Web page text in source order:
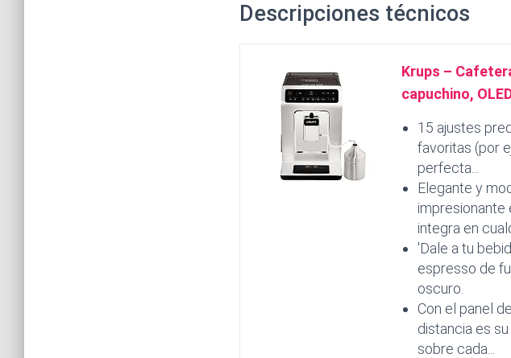
Descripciones técnicos
Krups –
capuchino,
15 ajustes
favoritas (por
perfecta...
Elegante y
impresionante
integra en
'Dale a tu
espresso de
oscuro.
Con el panel
distancia es
sobre cada...